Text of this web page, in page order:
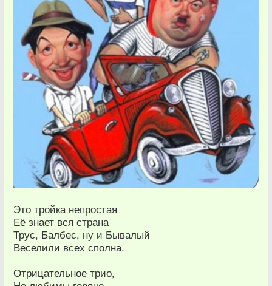
Это тройка непростая
Её знает вся страна
Трус, Балбес, ну и Бывалый
Веселили всех сполна.
Отрицательное трио,